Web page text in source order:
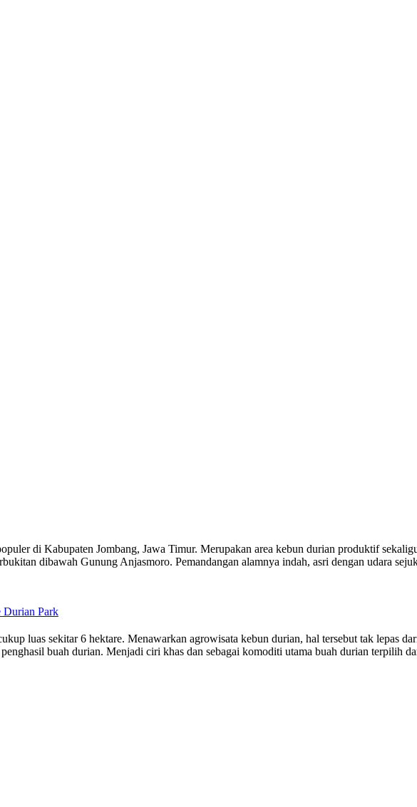
di Kabupaten Jombang, Jawa Timur. Merupakan area kebun durian produktif
dibawah Gunung Anjasmoro. Pemandangan alamnya indah, asri dengan udara
Durian Park
luas sekitar 6 hektare. Menawarkan agrowisata kebun durian, hal tersebut tak lepas
buah durian. Menjadi ciri khas dan sebagai komoditi utama buah durian terpilih